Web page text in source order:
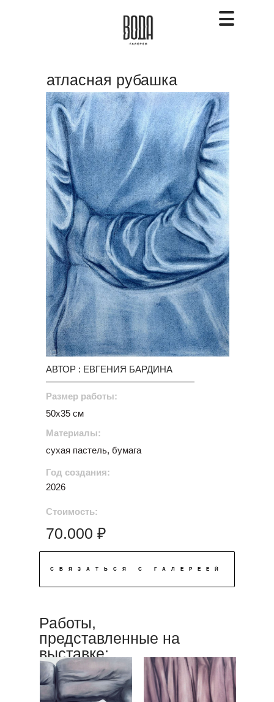
СВЯЗАТЬСЯ С ГАЛЕРЕЕЙ
атласная рубашка
Размер работы:
70.000 ₽
Стоимость:
Материалы:
сухая пастель, бумага
Год создания:
2026
50х35 см
АВТОР : ЕВГЕНИЯ БАРДИНА
Работы,
представленные на
выставке: